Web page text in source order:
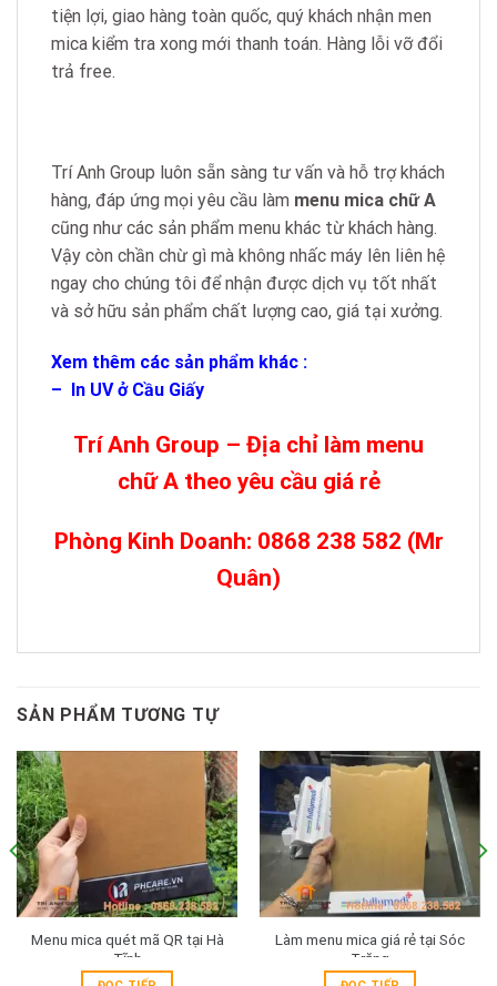
tiện lợi, giao hàng toàn quốc, quý khách nhận men
mica kiểm tra xong mới thanh toán. Hàng lỗi vỡ đổi
trả free.
Trí Anh Group luôn sẵn sàng tư vấn và hỗ trợ khách
hàng, đáp ứng mọi yêu cầu làm menu mica chữ A
cũng như các sản phẩm menu khác từ khách hàng.
Vậy còn chần chừ gì mà không nhấc máy lên liên hệ
ngay cho chúng tôi để nhận được dịch vụ tốt nhất
và sở hữu sản phẩm chất lượng cao, giá tại xưởng.
Xem thêm các sản phẩm khác :
– In UV ở Cầu Giấy
Trí Anh Group – Địa chỉ làm menu
chữ A theo yêu cầu giá rẻ
Phòng Kinh Doanh: 0868 238 582 (Mr
Quân)
SẢN PHẨM TƯƠNG TỰ
Menu mica quét mã QR tại Hà
Tĩnh
Làm menu mica giá rẻ tại Sóc
Trăng